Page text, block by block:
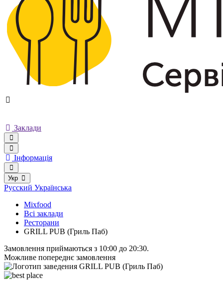
Заклади
Інформація
Укр
Русский Українська
Mixfood
Всі заклади
Ресторани
GRILL PUB (Гриль Паб)
Замовлення приймаються з 10:00 до 20:30.
Можливе попереднє замовлення